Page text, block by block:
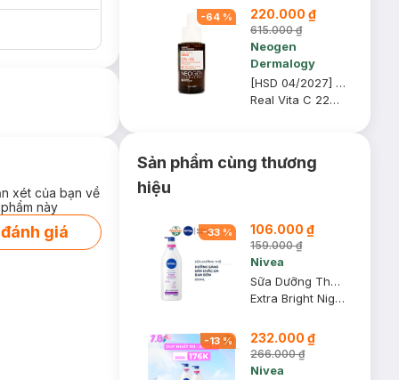
xét của bạn về
này
giá
Phẩm trị giá 70K
(SL có hạn)
-64 % 220.000 ₫
615.000 ₫
Neogen
Dermalogy
[HSD 04/2027] Serum Neogen Dermalogy Dưỡng Sáng Da, Mờ Thâm 32g
Real Vita C 22% + 5% Niacinamide Serum
Sản phẩm cùng thương
hiệu
-33 % 106.000 ₫
159.000 ₫
Nivea
Sữa Dưỡng Thể Nivea Sáng Da Ban Đêm 350ml
Extra Bright Night Nourish Body Lotion
-13% 232.000 ₫
266.000 ₫
Nivea